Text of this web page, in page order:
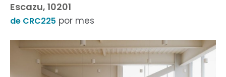
Escazu, 10201
de CRC225 por mes